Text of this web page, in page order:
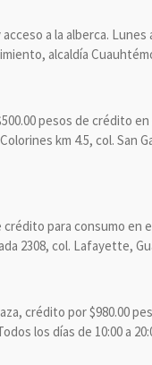
a la alberca. Lunes
alcaldía
pesos de crédito
km 4.5, col. San
para consumo en
2308, col. Lafayette,
crédito por $980.00
los días de 10:00 a